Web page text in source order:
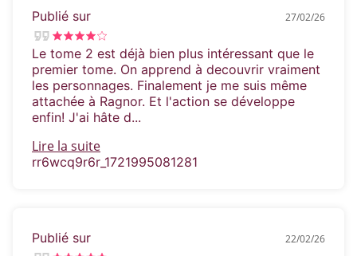
dans ce monde.
ses pouvoirs et ses désirs, elle peut trouver
un moyen de survivre à la fois à ses ennemis
et à Ragnor Rayne.
Publié sur 27/02/26
Le tome 2 est déjà bien plus intéressant que le
premier tome. On apprend à decouvrir vraiment
les personnages. Finalement je me suis même
attachée à Ragnor. Et l'action se développe
enfin! J'ai hâte d...
Lire la suite
rr6wcq9r6r_1721995081281
Publié sur 22/02/26